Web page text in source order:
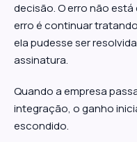
decisão. O erro não
erro é continuar
ela pudesse ser
assinatura.
Quando a empresa
integração, o ganho
escondido.